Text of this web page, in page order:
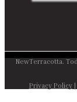
Privacy Policy|